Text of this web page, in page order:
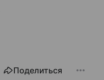
Поделиться